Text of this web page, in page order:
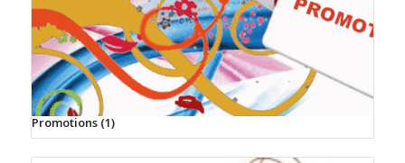
Promotions (1)